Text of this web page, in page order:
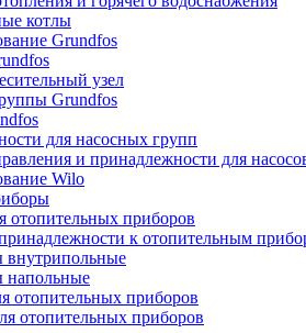
котлы
Grundfos
узел
Grundfos
для насосных групп
и принадлежности для
Wilo
отопительных приборов
к отопительным
внутрипольные
напольные
отопительных приборов
отопительных приборов